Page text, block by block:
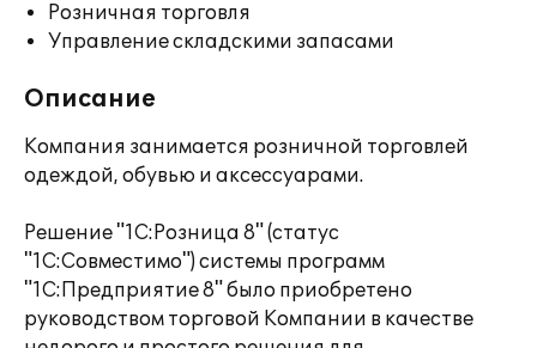
Розничная торговля
Управление складскими запасами
Описание
Компания занимается розничной торговлей
одеждой, обувью и аксессуарами.
Решение "1С:Розница 8" (статус
"1С:Совместимо") системы программ
"1С:Предприятие 8" было приобретено
руководством торговой Компании в качестве